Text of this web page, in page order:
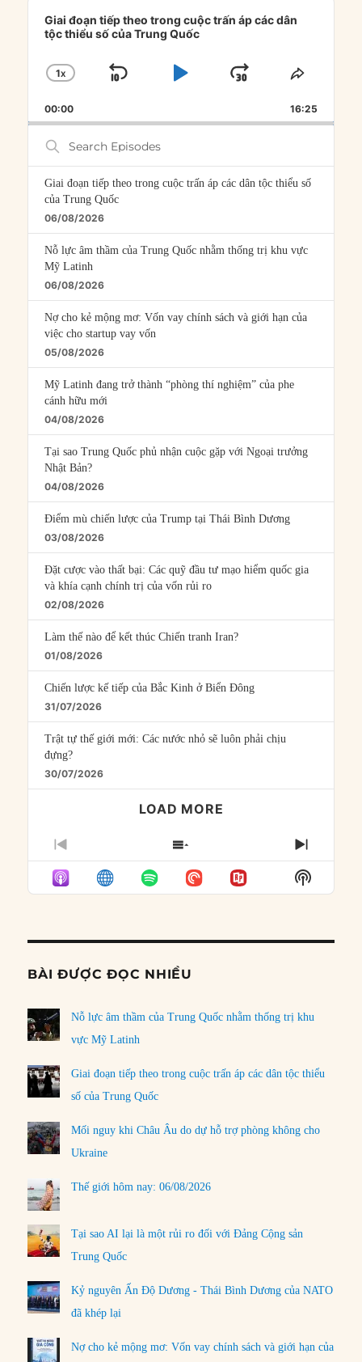
Player
Giai đoạn tiếp theo trong cuộc trấn áp các dân
tộc thiểu số của Trung Quốc
CHANGE
RATE
1X
SKIP
PLAYJUMP
FORWARD
SHARE
00:00 16:25
Search
Episodes
Giai đoạn tiếp theo trong cuộc trấn áp các dân tộc thiểu số
của Trung Quốc
06/08/2026
Nỗ lực âm thầm của Trung Quốc nhằm thống trị khu vực
Mỹ Latinh
06/08/2026
Nợ cho kẻ mộng mơ: Vốn vay chính sách và giới hạn của
việc cho startup vay vốn
05/08/2026
Mỹ Latinh đang trở thành “phòng thí nghiệm” của phe
cánh hữu mới
04/08/2026
Tại sao Trung Quốc phủ nhận cuộc gặp với Ngoại trưởng
Nhật Bản?
04/08/2026
Điểm mù chiến lược của Trump tại Thái Bình Dương
03/08/2026
Đặt cược vào thất bại: Các quỹ đầu tư mạo hiểm quốc gia
và khía cạnh chính trị của vốn rủi ro
02/08/2026
Làm thế nào để kết thúc Chiến tranh Iran?
01/08/2026
Chiến lược kế tiếp của Bắc Kinh ở Biển Đông
31/07/2026
Trật tự thế giới mới: Các nước nhỏ sẽ luôn phải chịu
đựng?
30/07/2026
LOAD MORE
PREVIOUS
EPISODE
SHOW
EPISODES
LIST
NEXT
Show
Podcast
BÀI ĐƯỢC ĐỌC NHIỀU
Nỗ lực âm thầm của Trung Quốc nhằm thống trị khu
vực Mỹ Latinh
Giai đoạn tiếp theo trong cuộc trấn áp các dân tộc thiểu
số của Trung Quốc
Mối nguy khi Châu Âu do dự hỗ trợ phòng không cho
Ukraine
Thế giới hôm nay: 06/08/2026
Tại sao AI lại là một rủi ro đối với Đảng Cộng sản
Trung Quốc
Kỷ nguyên Ấn Độ Dương - Thái Bình Dương của NATO
đã khép lại
Nợ cho kẻ mộng mơ: Vốn vay chính sách và giới hạn của